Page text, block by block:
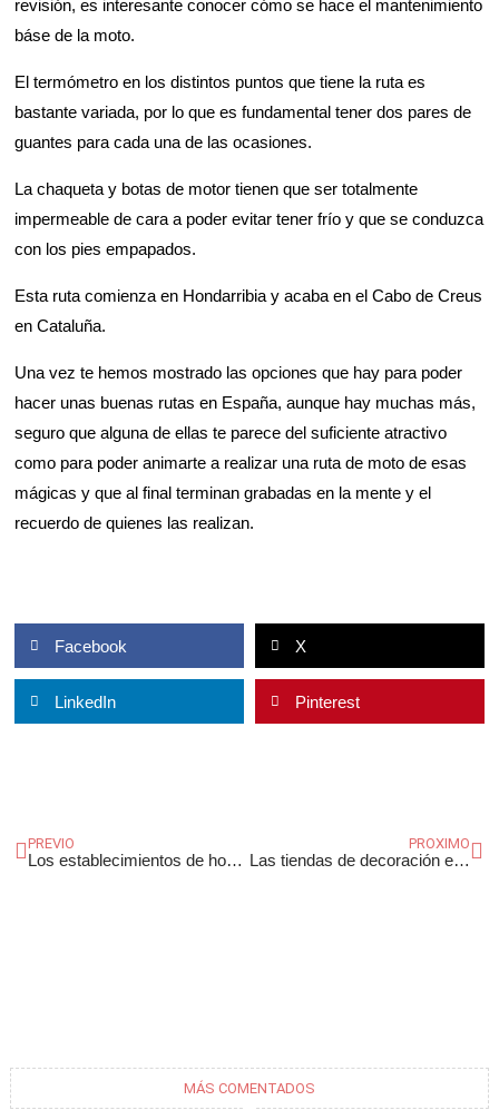
revisión, es interesante conocer cómo se hace el mantenimiento
báse de la moto.
El termómetro en los distintos puntos que tiene la ruta es
bastante variada, por lo que es fundamental tener dos pares de
guantes para cada una de las ocasiones.
La chaqueta y botas de motor tienen que ser totalmente
impermeable de cara a poder evitar tener frío y que se conduzca
con los pies empapados.
Esta ruta comienza en Hondarribia y acaba en el Cabo de Creus
en Cataluña.
Una vez te hemos mostrado las opciones que hay para poder
hacer unas buenas rutas en España, aunque hay muchas más,
seguro que alguna de ellas te parece del suficiente atractivo
como para poder animarte a realizar una ruta de moto de esas
mágicas y que al final terminan grabadas en la mente y el
recuerdo de quienes las realizan.
Facebook X
LinkedIn Pinterest
PREVIO
Los establecimientos de hostelería, unos comercios con normativas y elementos específicos
PROXIMO
Las tiendas de decoración están de moda.
MÁS COMENTADOS